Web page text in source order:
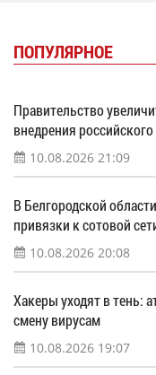
ПОПУЛЯРНОЕ
Правительство
внедрения
10.08.2026 21:09
В Белгородской
привязки к сотовой
10.08.2026 20:08
Хакеры уходят в тень:
смену вирусам
10.08.2026 19:07